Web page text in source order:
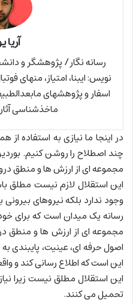
رسانه نگار/ پژوهشگر و
نویس: ایبنا، امتیاز، منهای
اسفار و پژوهشهای
ماخذشناسی
در اینجا ما نیازی به استفاده
چند اصطلاح را روشن کنیم.
مجموعه ای از ارزش ها و منطق
این استقلال لازم نیست مطلق
وجود ندارد بلکه نیروهای بیرونی
رسانه یک میدان است که برای
مجموعه ای از ارزش ها و منطق
اصول حرفه ای، عینیت، پایبندی
این است که اطلاع رسانی کند و
این استقلال مطلق نیست زیرا
تحمیل می کنند.